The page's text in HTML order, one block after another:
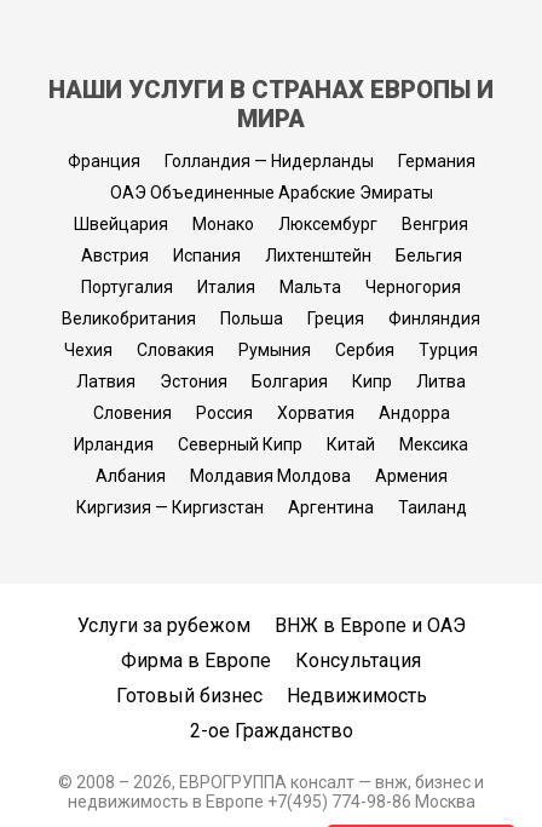
НАШИ УСЛУГИ В СТРАНАХ ЕВРОПЫ И
МИРА
Франция Голландия — Нидерланды
Германия
ОАЭ Объединенные Арабские Эмираты
Швейцария
Монако Люксембург
Венгрия
Австрия
Испания Лихтенштейн
Бельгия
Португалия
Италия Мальта
Черногория
Великобритания
Польша Греция
Финляндия
Чехия
Словакия Румыния Сербия
Турция
Латвия
Эстония Болгария Кипр
Литва
Словения
Россия Хорватия
Андорра
Ирландия
Северный Кипр Китай
Мексика
Албания
Молдавия Молдова
Армения
Киргизия — Киргизстан
Аргентина Таиланд
Услуги за рубежом
ВНЖ в Европе и ОАЭ
Фирма в Европе
Консультация
Готовый бизнес
Недвижимость
2-ое Гражданство
© 2008 – 2026, ЕВРОГРУППА консалт — внж, бизнес и
недвижимость в Европе +7(495) 774-98-86 Москва